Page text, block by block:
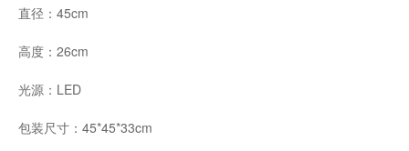
直径：45cm
高度：26cm
光源：LED
包装尺寸：45*45*33cm